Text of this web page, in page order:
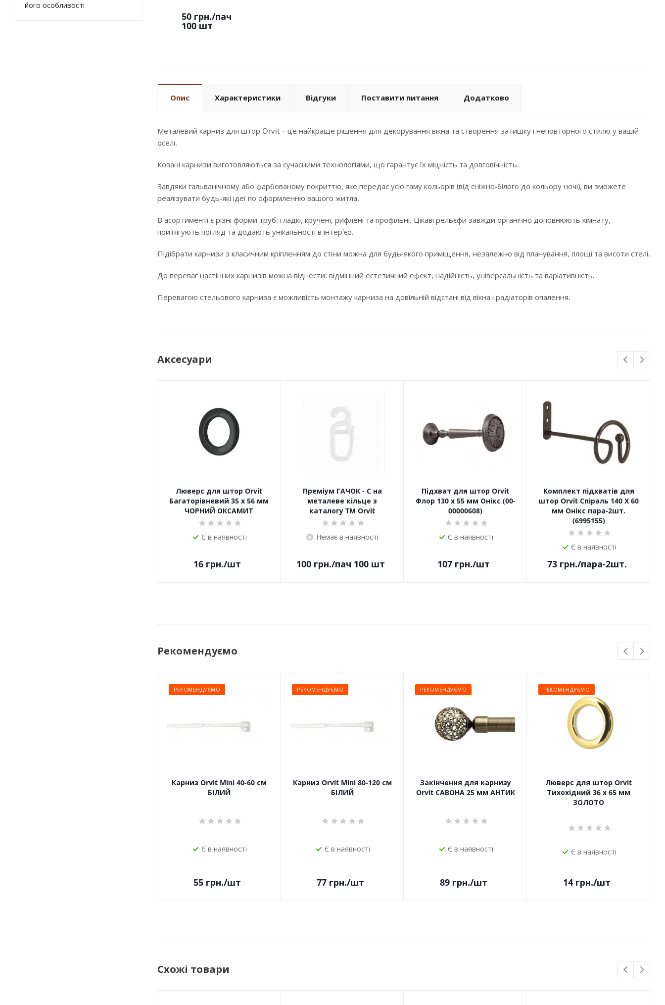
50 грн./пач
100 шт
Опис Характеристики Відгуки Поставити питання Додатково
Металевий карниз для штор Orvit – це найкраще рішення для декорування вікна та створення затишку і неповторного стилю у вашій
оселі.
Ковані карнизи виготовляються за сучасними технологіями, що гарантує їх міцність та довговічність.
Завдяки гальванічному або фарбованому покриттю, яке передає усю гаму кольорів (від сніжно-білого до кольору ночі), ви зможете
реалізувати будь-які ідеї по оформленню вашого житла.
В асортименті є різні форми труб: гладкі, кручені, рифлені та профільні. Цікаві рельєфи завжди органічно доповнюють кімнату,
притягують погляд та додають унікальності в інтер'єр.
Підібрати карнизи з класичним кріпленням до стіни можна для будь-якого приміщення, незалежно від планування, площі та висоти стелі.
До переваг настінних карнизів можна віднести: відмінний естетичний ефект, надійність, універсальність та варіативність.
Перевагою стельового карниза є можливість монтажу карниза на довільній відстані від вікна і радіаторів опалення.
Аксесуари
Люверс для штор Orvit
Багаторівневий 35 х 56 мм
ЧОРНИЙ ОКСАМИТ
Є в наявності
16 грн./шт
Преміум ГАЧОК - С на
металеве кільце з
каталогу TM Orvit
Немає в наявності
100грн./пач 100 шт
Підхват для штор Orvit
Флор 130 х 55 мм Онікс (00-
00000608)
Є в наявності
107 грн./шт
Комплект підхватів для
штор Orvit Спіраль 140 Х 60
мм Онікс пара-2шт.
(6995155)
Є в наявності
73грн./пара-2шт.
Рекомендуємо
РЕКОМЕНДУЄМО
Карниз Orvit Mini 40-60 см
БІЛИЙ
Є в наявності
55 грн./шт
РЕКОМЕНДУЄМО
Карниз Orvit Mini 80-120 см
БІЛИЙ
Є в наявності
77 грн./шт
РЕКОМЕНДУЄМО
Закінчення для карнизу
Orvit САВОНА 25 мм АНТИК
Є в наявності
89 грн./шт
РЕКОМЕНДУЄМО
Люверс для штор Orvit
Тихохідний 36 х 65 мм
ЗОЛОТО
Є в наявності
14 грн./шт
Схожі товари
його особливості